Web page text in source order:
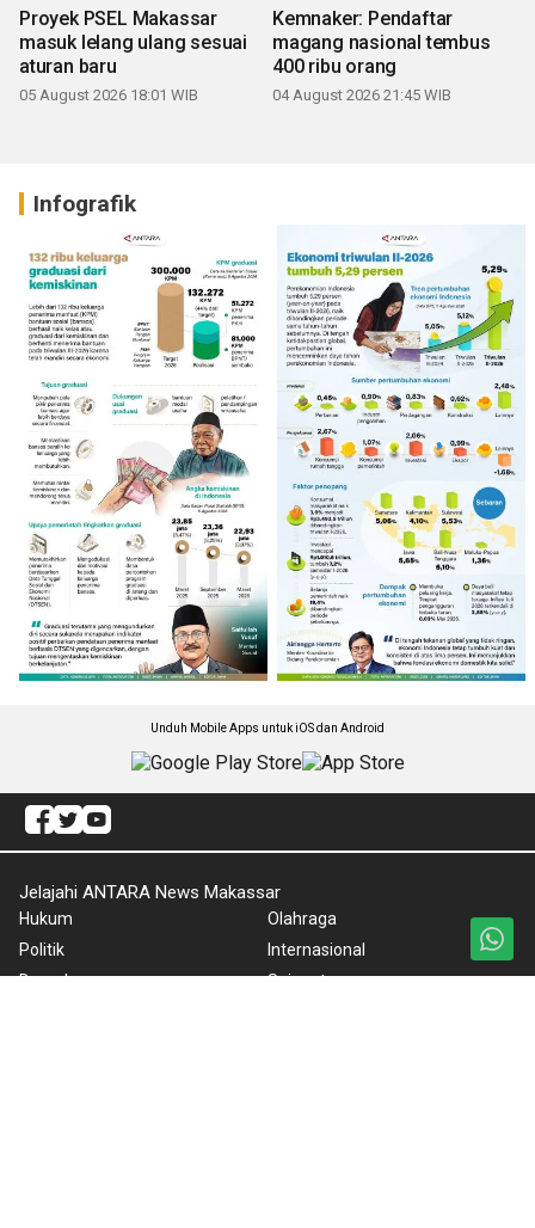
Proyek PSEL Makassar
masuk lelang ulang sesuai
aturan baru
05 August 2026 18:01 WIB
Kemnaker: Pendaftar
magang nasional tembus
400 ribu orang
04 August 2026 21:45 WIB
Infografik
Unduh Mobile Apps untuk iOS dan Android
Jelajahi ANTARA News Makassar
Hukum
Politik
Daerah
Olahraga
Internasional
Sejagat